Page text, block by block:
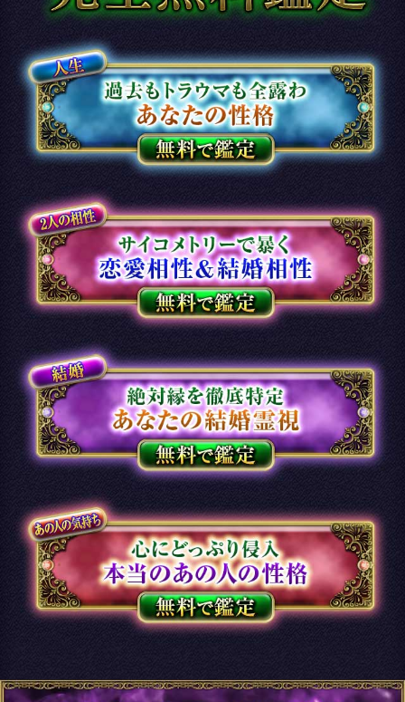
ア決済・WebMoneyをご利用い
他者による不正利用防止のた
め、クレジットカード情報のほ
かに、セキュリティコード、お
電話番号、メールアドレスをご
入力いただく方式を採用してお
ります。お客様に安心してご利
用いただけるよう、入力いただ
いた情報は、ＳＳＬで暗号化さ
れ、送信されます。
特定商取引法に基づく表記
特定商取引法に基づく表記
このサービスのお問い合わせは
こちら をご覧ください。
新着リリースコンテンツ
最新
インスピレーション｜運命好転/悲
願叶/瞬間霊察で全看破◆嬉野つば
さ
2026年8月6月追加
チャクラ占い｜人体覚醒＆強制成
就【運命正し現実変える神霊力】
月香
2026年8月3月追加
1万人絶賛【本音/現実/日付】48星
秘術で具体的中◆細密星読師 ミエ
ル | みのり -MINORI-
2026年7月30月追加
露骨過ぎて地上波ギリギリ/言葉濁
さず核心直撃【愛/人生決断占】桃